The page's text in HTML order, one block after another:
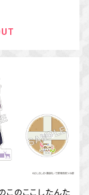
このここしたんた